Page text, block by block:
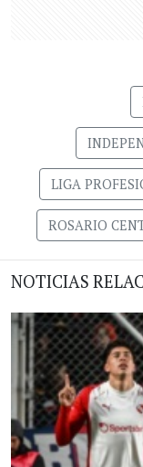
LIGA
ROSARIO
NOTICIAS